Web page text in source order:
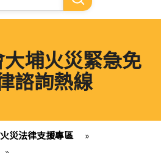
埔火災緊急免
諮詢熱線
災法律支援專區
»